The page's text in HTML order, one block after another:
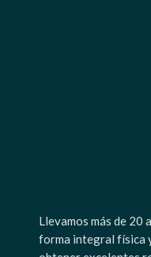
Llevamos más de
forma integral física